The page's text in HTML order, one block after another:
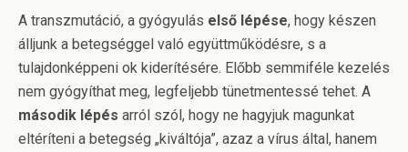
A transzmutáció, a gyógyulás első lépése, hogy készen
álljunk a betegséggel való együttműködésre, s a
tulajdonképpeni ok kiderítésére. Előbb semmiféle kezelés
nem gyógyíthat meg, legfeljebb tünetmentessé tehet. A
második lépés arról szól, hogy ne hagyjuk magunkat
eltéríteni a betegség „kiváltója”, azaz a vírus által, hanem